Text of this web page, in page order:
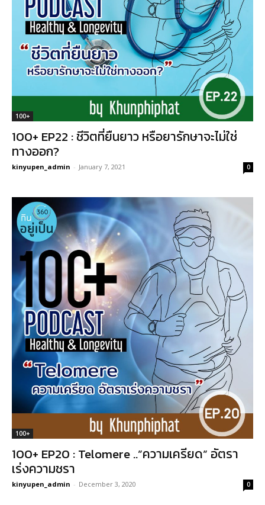
100+
100+ EP22 : ชีวิตที่ยืนยาว หรือยารักษาจะไม่ใช่
ทางออก?
kinyupen_admin - January 7, 2021 0
100+
100+ EP20 : Telomere ..”ความเครียด” อัตรา
เร่งความชรา
kinyupen_admin - December 3, 2020 0